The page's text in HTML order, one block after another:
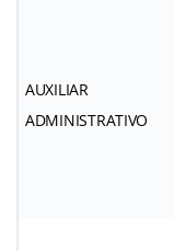
AUXILIAR
ADMINISTRATIVO